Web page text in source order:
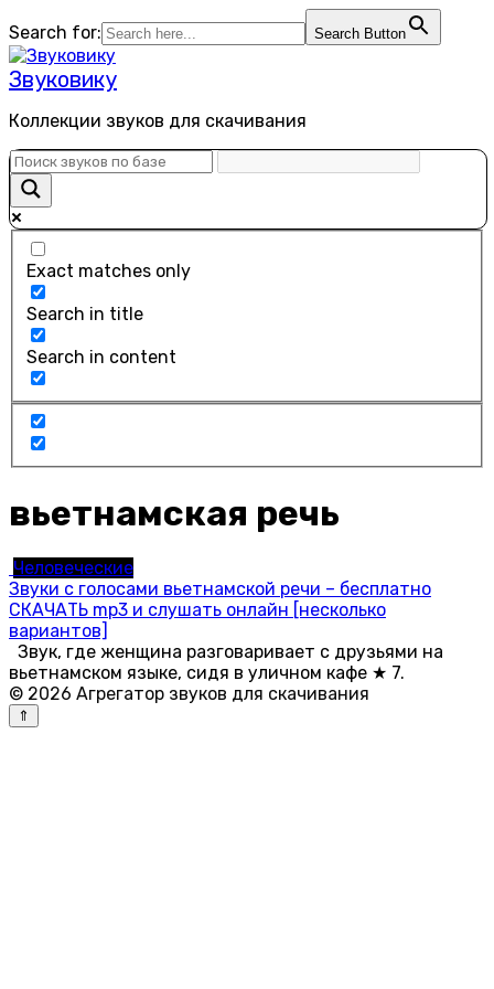
к
содержанию
Search for: Search Button
Звуковику
Коллекции звуков для скачивания
Exact matches only
Search in title
Search in content
вьетнамская речь
Человеческие
Звуки с голосами вьетнамской речи – бесплатно
СКАЧАТЬ mp3 и слушать онлайн [несколько
вариантов]
Звук, где женщина разговаривает с друзьями на
вьетнамском языке, сидя в уличном кафе ★ 7.
© 2026 Агрегатор звуков для скачивания